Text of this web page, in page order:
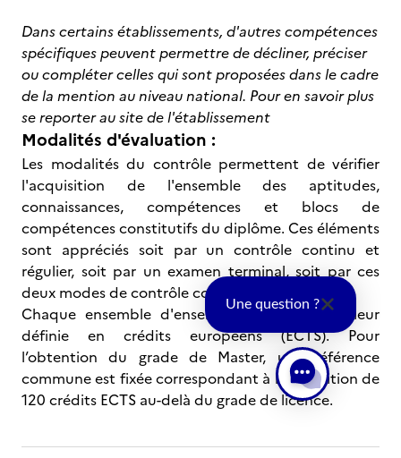
Dans certains établissements, d'autres compétences
spécifiques peuvent permettre de décliner, préciser
ou compléter celles qui sont proposées dans le cadre
de la mention au niveau national. Pour en savoir plus
se reporter au site de l'établissement
Modalités d'évaluation :
Les modalités du contrôle permettent de vérifier
l'acquisition de l'ensemble des aptitudes,
connaissances, compétences et blocs de
compétences constitutifs du diplôme. Ces éléments
sont appréciés soit par un contrôle continu et
régulier, soit par un examen terminal, soit par ces
deux modes de contrôle combinés.
Chaque ensemble d'enseignements à une valeur
définie en crédits européens (ECTS). Pour
l’obtention du grade de Master, une référence
commune est fixée correspondant à l'acquisition de
120 crédits ECTS au-delà du grade de licence.
Une question ?